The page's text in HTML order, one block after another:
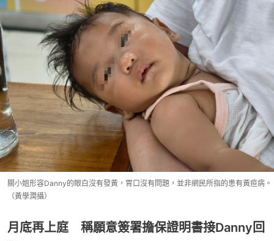
關小姐形容Danny的眼白沒有發黃，胃口沒有問題，並非網民所指的患有黃疸病。
（黃學潤攝）
月底再上庭 稱願意簽署擔保證明書接Danny回